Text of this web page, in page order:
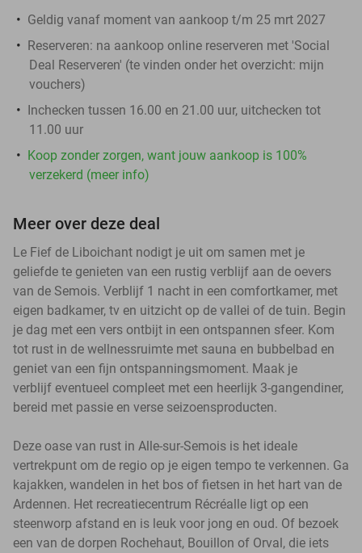
Geldig vanaf moment van aankoop t/m 25 mrt 2027
Reserveren: na aankoop online reserveren met 'Social
Deal Reserveren' (te vinden onder het overzicht: mijn
vouchers)
Inchecken tussen 16.00 en 21.00 uur, uitchecken tot
11.00 uur
Koop zonder zorgen, want jouw aankoop is 100%
verzekerd (meer info)
Meer over deze deal
Le Fief de Liboichant nodigt je uit om samen met je
geliefde te genieten van een rustig verblijf aan de oevers
van de Semois. Verblijf 1 nacht in een comfortkamer, met
eigen badkamer, tv en uitzicht op de vallei of de tuin. Begin
je dag met een vers ontbijt in een ontspannen sfeer. Kom
tot rust in de wellnessruimte met sauna en bubbelbad en
geniet van een fijn ontspanningsmoment. Maak je
verblijf eventueel compleet met een heerlijk 3-gangendiner,
bereid met passie en verse seizoensproducten.
Deze oase van rust in Alle-sur-Semois is het ideale
vertrekpunt om de regio op je eigen tempo te verkennen. Ga
kajakken, wandelen in het bos of fietsen in het hart van de
Ardennen. Het recreatiecentrum Récréalle ligt op een
steenworp afstand en is leuk voor jong en oud. Of bezoek
een van de dorpen Rochehaut, Bouillon of Orval, die iets